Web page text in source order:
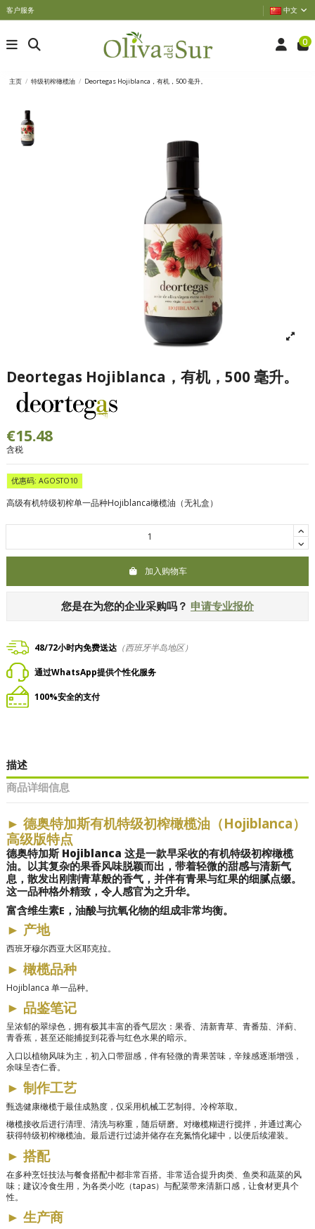
客户服务 中文
0
主页 特级初榨橄榄油 Deortegas Hojiblanca，有机，500 毫升。
Deortegas Hojiblanca，有机，500 毫升。
€15.48
含税
优惠码: AGOSTO10
高级有机特级初榨单一品种Hojiblanca橄榄油（无礼盒）
加入购物车
您是在为您的企业采购吗？ 申请专业报价
48/72小时内免费送达 （西班牙半岛地区）
通过WhatsApp提供个性化服务
100%安全的支付
描述
商品详细信息
► 德奥特加斯有机特级初榨橄榄油（Hojiblanca）
高级版特点
德奥特加斯 Hojiblanca 这是一款早采收的有机特级初榨橄榄
油。以其复杂的果香风味脱颖而出，带着轻微的甜感与清新气
息，散发出刚割青草般的香气，并伴有青果与红果的细腻点缀。
这一品种格外精致，令人感官为之升华。
富含维生素E，油酸与抗氧化物的组成非常均衡。
► 产地
西班牙穆尔西亚大区耶克拉。
► 橄榄品种
Hojiblanca 单一品种。
► 品鉴笔记
呈浓郁的翠绿色，拥有极其丰富的香气层次：果香、清新青草、青番茄、洋蓟、
青香蕉，甚至还能捕捉到花香与红色水果的暗示。
入口以植物风味为主，初入口带甜感，伴有轻微的青果苦味，辛辣感逐渐增强，
余味呈杏仁香。
► 制作工艺
甄选健康橄榄于最佳成熟度，仅采用机械工艺制得。冷榨萃取。
橄榄接收后进行清理、清洗与称重，随后研磨。对橄榄糊进行搅拌，并通过离心
获得特级初榨橄榄油。最后进行过滤并储存在充氮惰化罐中，以便后续灌装。
► 搭配
在多种烹饪技法与餐食搭配中都非常百搭。非常适合提升肉类、鱼类和蔬菜的风
味；建议冷食生用，为各类小吃（tapas）与配菜带来清新口感，让食材更具个
性。
► 生产商